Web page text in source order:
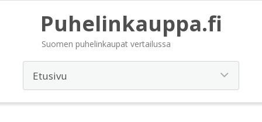
Puhelinkauppa.fi
Suomen puhelinkaupat vertailussa